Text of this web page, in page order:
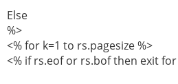
Else
%>
<% for k=1 to rs.pagesize %>
<% if rs.eof or rs.bof then exit for